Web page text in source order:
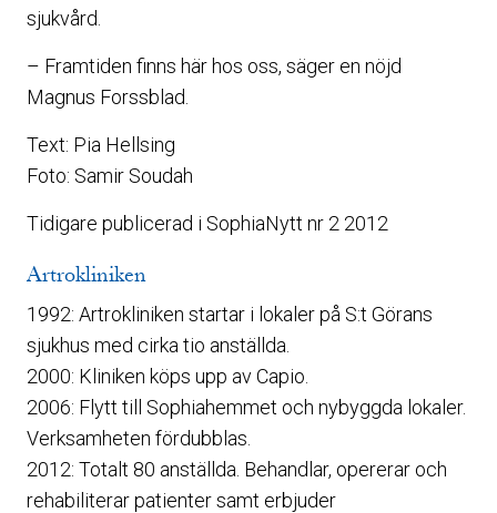
sjukvård.
– Framtiden finns här hos oss, säger en nöjd
Magnus Forssblad.
Text: Pia Hellsing
Foto: Samir Soudah
Tidigare publicerad i SophiaNytt nr 2 2012
Artrokliniken
1992: Artrokliniken startar i lokaler på S:t Görans
sjukhus med cirka tio anställda.
2000: Kliniken köps upp av Capio.
2006: Flytt till Sophiahemmet och nybyggda lokaler.
Verksamheten fördubblas.
2012: Totalt 80 anställda. Behandlar, opererar och
rehabiliterar patienter samt erbjuder